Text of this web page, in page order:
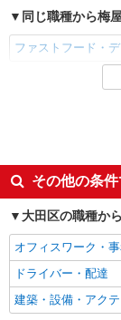
同じ職種から梅
ファストフード・デ
同じ雇用形態か
履歴書不要
大学生歓迎
フリーター歓迎
エルダー（50代～）
週2～3日勤務OK
深夜
その他の条
大田区の職種か
オフィスワーク・
ドライバー・配達
建築・設備・アク